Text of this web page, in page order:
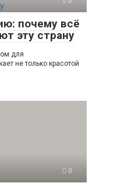
почему всё
эту страну
для
не только красотой
0